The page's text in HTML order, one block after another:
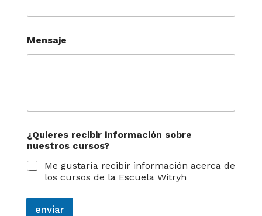
o
?
E
m
m
i
l
Mensaje
¿Quieres recibir información sobre
nuestros cursos?
Me gustaría recibir información acerca de
los cursos de la Escuela Witryh
enviar